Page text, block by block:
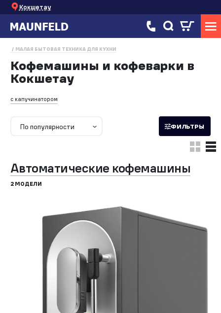
Кокшетау
МАЛАЯ БЫТОВАЯ ТЕХНИКА ДЛЯ КУХНИ
Кофемашины и кофеварки в
Кокшетау
с капучинатором
По популярности ФИЛЬТРЫ
Автоматические кофемашины
2 МОДЕЛИ